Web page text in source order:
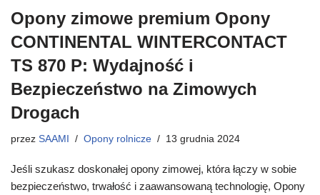
Opony zimowe premium Opony
CONTINENTAL WINTERCONTACT
TS 870 P: Wydajność i
Bezpieczeństwo na Zimowych
Drogach
przez SAAMI Opony rolnicze 13 grudnia 2024
Jeśli szukasz doskonałej opony zimowej, która łączy w sobie
bezpieczeństwo, trwałość i zaawansowaną technologię, Opony